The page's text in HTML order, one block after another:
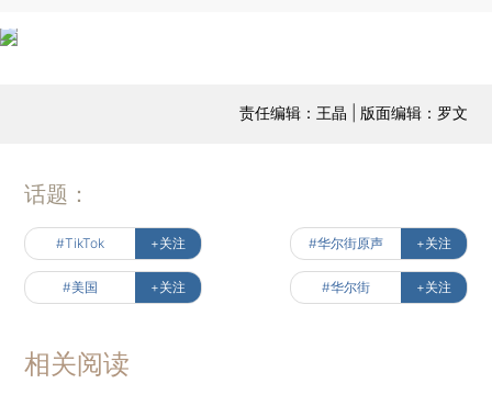
责任编辑：王晶 | 版面编辑：罗文
话题：
#TikTok +关注 #华尔街原声 +关注
#美国 +关注 #华尔街 +关注
相关阅读